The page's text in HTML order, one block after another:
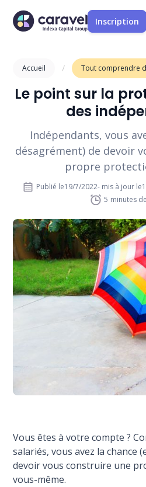
Inscription
Accueil / Tout comprendre
Le point sur la
des
Indépendants, vous
désagrément) de devoir
propre
Publié le19/7/2022- mis à jour le
5 minutes
Vous êtes à votre compte ?
salariés, vous avez la chance
devoir vous construire une
vous-même.